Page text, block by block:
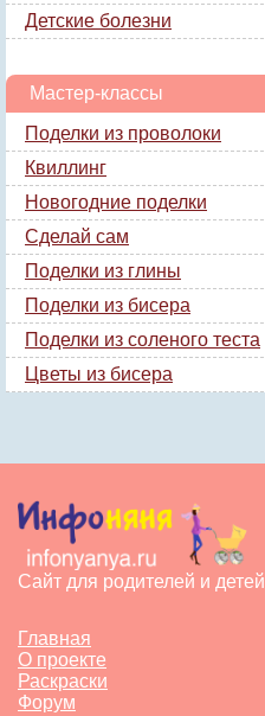
Детские болезни
Мастер-классы
Поделки из проволоки
Квиллинг
Новогодние поделки
Сделай сам
Поделки из глины
Поделки из бисера
Поделки из соленого теста
Цветы из бисера
Сайт для родителей и детей
Главная
О проекте
Раскраски
Форум